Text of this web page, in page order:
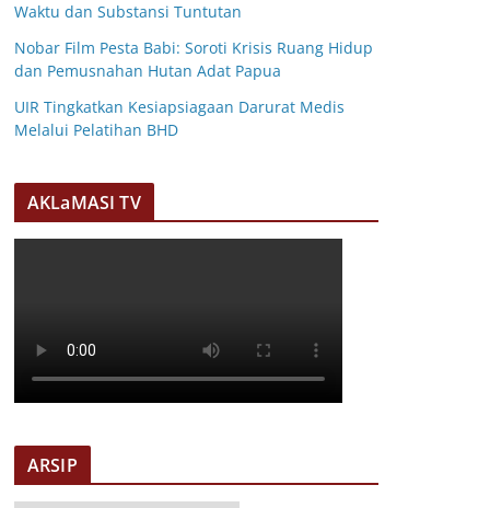
Waktu dan Substansi Tuntutan
Nobar Film Pesta Babi: Soroti Krisis Ruang Hidup
dan Pemusnahan Hutan Adat Papua
UIR Tingkatkan Kesiapsiagaan Darurat Medis
Melalui Pelatihan BHD
AKLaMASI TV
ARSIP